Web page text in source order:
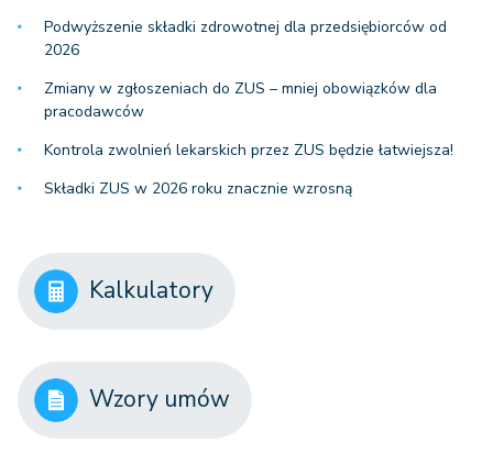
Podwyższenie składki zdrowotnej dla przedsiębiorców od
2026
Zmiany w zgłoszeniach do ZUS – mniej obowiązków dla
pracodawców
Kontrola zwolnień lekarskich przez ZUS będzie łatwiejsza!
Składki ZUS w 2026 roku znacznie wzrosną
Kalkulatory
Wzory umów